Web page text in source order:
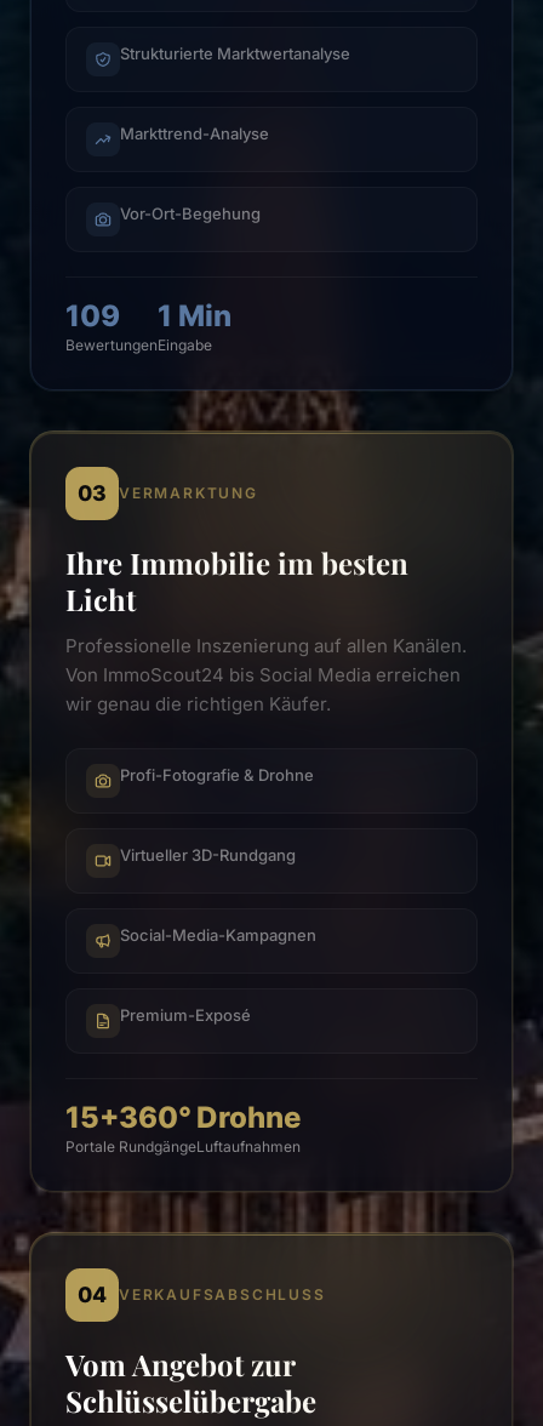
Strukturierte Marktwertanalyse
Markttrend-Analyse
Vor-Ort-Begehung
109
Bewertungen
1 Min
Eingabe
03 VERMARKTUNG
Ihre Immobilie im besten
Licht
Professionelle Inszenierung auf allen Kanälen.
Von ImmoScout24 bis Social Media erreichen
wir genau die richtigen Käufer.
Profi-Fotografie & Drohne
Virtueller 3D-Rundgang
Social-Media-Kampagnen
Premium-Exposé
15+
Portale
360°
Rundgänge
Drohne
Luftaufnahmen
04 VERKAUFSABSCHLUSS
Vom Angebot zur
Schlüsselübergabe